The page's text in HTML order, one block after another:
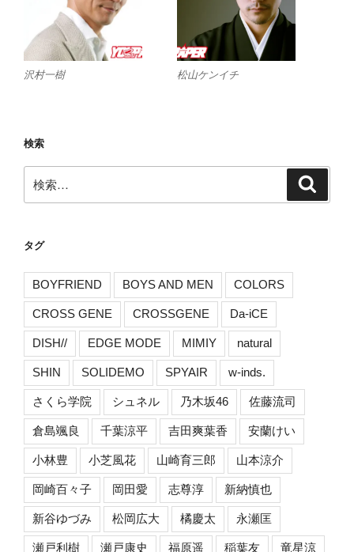
沢村一樹 松山ケンイチ
検索
索:
タグ
BOYFRIEND BOYS AND MEN COLORS
CROSS GENE CROSSGENE Da-iCE
DISH// EDGE MODE MIMIY natural
SHIN SOLIDEMO SPYAIR w-inds.
さくら学院 シュネル 乃木坂46 佐藤流司
倉島颯良 千葉涼平 吉田爽葉香 安蘭けい
小林豊 小芝風花 山崎育三郎 山本涼介
岡崎百々子 岡田愛 志尊淳 新納慎也
新谷ゆづみ 松岡広大 橘慶太 永瀬匡
瀬戸利樹 瀬戸康史 福原遥 稲葉友 竜星涼